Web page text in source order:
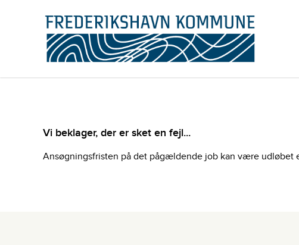
Vi beklager, der er sket en fejl...
Ansøgningsfristen på det pågældende job kan være udløbet